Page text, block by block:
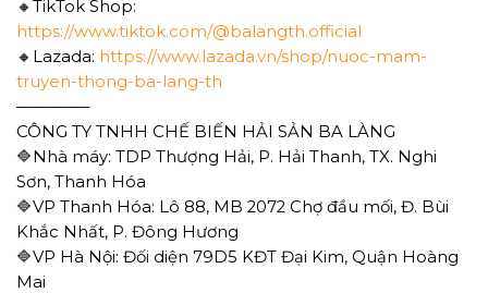
🔸TikTok Shop:
https://www.tiktok.com/@balangth.official
🔸Lazada: https://www.lazada.vn/shop/nuoc-mam-
truyen-thong-ba-lang-th
————–
CÔNG TY TNHH CHẾ BIẾN HẢI SẢN BA LÀNG
🔷Nhà máy: TDP Thượng Hải, P. Hải Thanh, TX. Nghi
Sơn, Thanh Hóa
🔷VP Thanh Hóa: Lô 88, MB 2072 Chợ đầu mối, Đ. Bùi
Khắc Nhất, P. Đông Hương
🔷VP Hà Nội: Đối diện 79D5 KĐT Đại Kim, Quận Hoàng
Mai